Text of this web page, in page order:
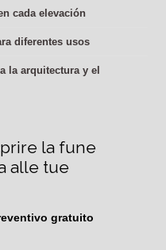
cada elevación
diferentes usos
la arquitectura y el
la fune
alle tue
gratuito